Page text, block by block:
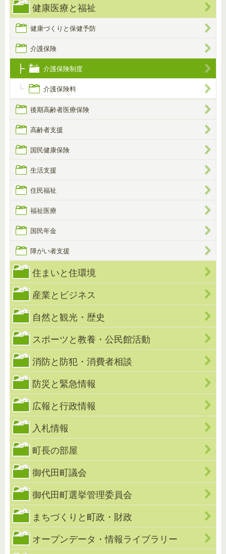
健康医療と福祉
健康づくりと保健予防
介護保険
介護保険制度
介護保険料
後期高齢者医療保険
高齢者支援
国民健康保険
生活支援
住民福祉
福祉医療
国民年金
障がい者支援
住まいと住環境
産業とビジネス
自然と観光・歴史
スポーツと教養・公民館活動
消防と防犯・消費者相談
防災と緊急情報
広報と行政情報
入札情報
町長の部屋
御代田町議会
御代田町選挙管理委員会
まちづくりと町政・財政
オープンデータ・情報ライブラリー